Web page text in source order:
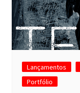
Lançamentos
Portfólio